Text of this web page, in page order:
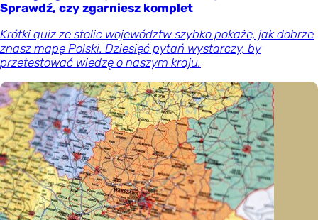
Sprawdź, czy zgarniesz komplet
Krótki quiz ze stolic województw szybko pokaże, jak dobrze
znasz mapę Polski. Dziesięć pytań wystarczy, by
przetestować wiedzę o naszym kraju.